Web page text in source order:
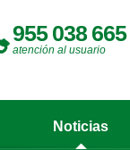
955 038 665
atención al usuario
Noticias